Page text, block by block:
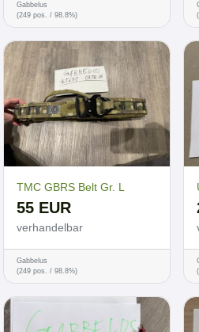
Gabbelus
(249 pos. / 98.8%)
TMC GBRS Belt Gr. L
55 EUR
verhandelbar
Gabbelus
(249 pos. / 98.8%)